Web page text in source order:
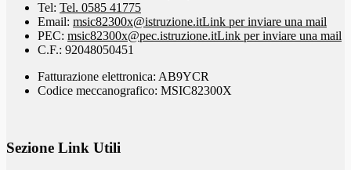
Tel: Tel. 0585 41775
Email: msic82300x@istruzione.itLink per inviare una mail
PEC: msic82300x@pec.istruzione.itLink per inviare una mail
C.F.: 92048050451
Fatturazione elettronica: AB9YCR
Codice meccanografico: MSIC82300X
Sezione Link Utili